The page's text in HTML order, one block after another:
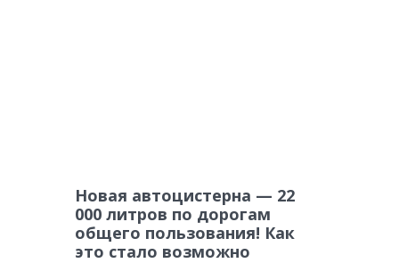
Новая автоцистерна — 22
000 литров по дорогам
общего пользования! Как
это стало возможно